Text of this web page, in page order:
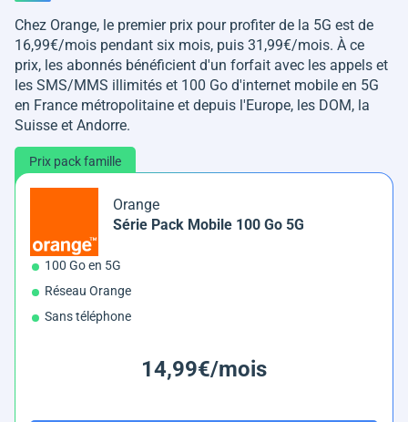
Chez Orange, le premier prix pour profiter de la 5G est de
16,99€/mois pendant six mois, puis 31,99€/mois. À ce
prix, les abonnés bénéficient d'un forfait avec les appels et
les SMS/MMS illimités et 100 Go d'internet mobile en 5G
en France métropolitaine et depuis l'Europe, les DOM, la
Suisse et Andorre.
Prix pack famille
Orange
Série Pack Mobile 100 Go 5G
100 Go en 5G
Réseau Orange
Sans téléphone
14,99€/mois